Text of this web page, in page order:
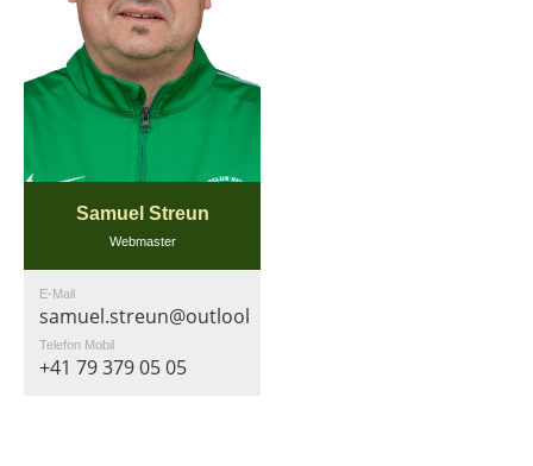
Samuel Streun
Webmaster
E-Mail
samuel.streun@outlook.com
Telefon Mobil
+41 79 379 05 05